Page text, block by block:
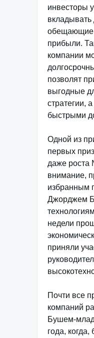
инвесторы
вкладывать
обещающие
прибыли.
компании
позволят
выгодные
стратегии,
быстрыми
Одной из
первых
даже роста
внимание,
избранным
Джорджем
недели
приняли
Почти все
компаний
Бушем-
года, когда,